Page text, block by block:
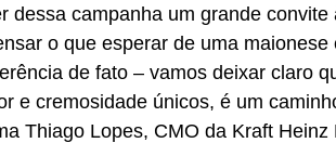
dessa campanha um grande
o que esperar de uma
de fato – vamos deixar claro
e cremosidade únicos, é um
Thiago Lopes, CMO da Kraft Heinz